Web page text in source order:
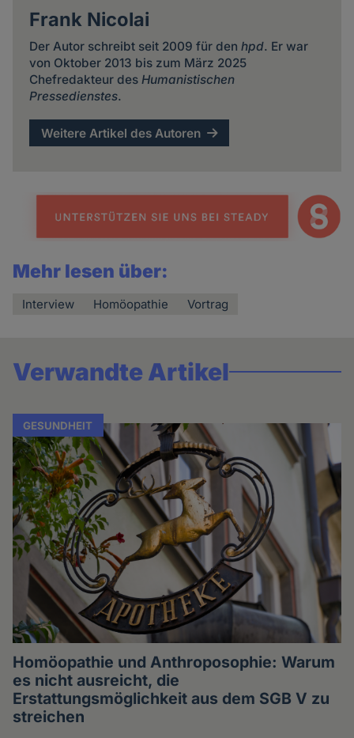
Frank Nicolai
Der Autor schreibt seit 2009 für den hpd. Er war
von Oktober 2013 bis zum März 2025
Chefredakteur des Humanistischen
Pressedienstes.
Weitere Artikel des Autoren
Mehr lesen über:
Interview Homöopathie Vortrag
Verwandte Artikel
GESUNDHEIT
Homöopathie und Anthroposophie: Warum
es nicht ausreicht, die
Erstattungsmöglichkeit aus dem SGB V zu
streichen